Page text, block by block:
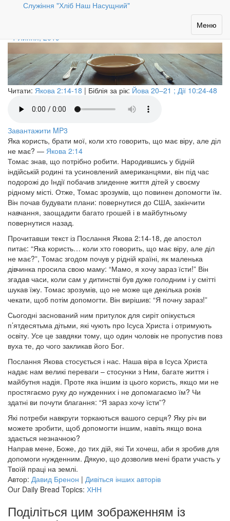
Служіння "Хліб Наш Насущний"
Toggle
navigation
Меню
1 Липня, 2019
Читати: Якова 2:14-18 | Біблія за рік: Йова 20–21 ; Дії 10:24-48
Завантажити MP3
Яка користь, брати мої, коли хто говорить, що має віру, але діл
не має? — Якова 2:14
Томас знав, що потрібно робити. Народившись у бідній
індійській родині та усиновлений американцями, він під час
подорожі до Індії побачив злиденне життя дітей у своєму
рідному місті. Отже, Томас зрозумів, що повинен допомогти їм.
Він почав будувати плани: повернутися до США, закінчити
навчання, заощадити багато грошей і в майбутньому
повернутися назад.
Прочитавши текст із Послання Якова 2:14-18, де апостол
питає: “Яка користь… коли хто говорить, що має віру, але діл
не має?”, Томас згодом почув у рідній країні, як маленька
дівчинка просила свою маму: “Мамо, я хочу зараз їсти!” Він
згадав часи, коли сам у дитинстві був дуже голодним і у смітті
шукав їжу. Томас зрозумів, що не може ще декілька років
чекати, щоб потім допомогти. Він вирішив: “Я почну зараз!”
Сьогодні заснований ним притулок для сиріт опікується
п’ятдесятьма дітьми, які чують про Ісуса Христа і отримують
освіту. Усе це завдяки тому, що один чоловік не пропустив повз
вуха те, до чого закликав його Бог.
Послання Якова стосується і нас. Наша віра в Ісуса Христа
надає нам великі переваги – стосунки з Ним, багате життя і
майбутня надія. Проте яка іншим із цього користь, якщо ми не
простягаємо руку до нужденних і не допомагаємо їм? Чи
здатні ви почути благання: “Я зараз хочу їсти”?
Які потреби навкруги торкаються вашого серця? Яку річ ви
можете зробити, щоб допомогти іншим, навіть якщо вона
здається незначною?
Направ мене, Боже, до тих дій, які Ти хочеш, аби я зробив для
допомоги нужденним. Дякую, що дозволив мені брати участь у
Твоїй праці на землі.
Автор: Давид Бренон | Дивіться інших авторів
Our Daily Bread Topics: ХНН
Поділіться цим зображенням із